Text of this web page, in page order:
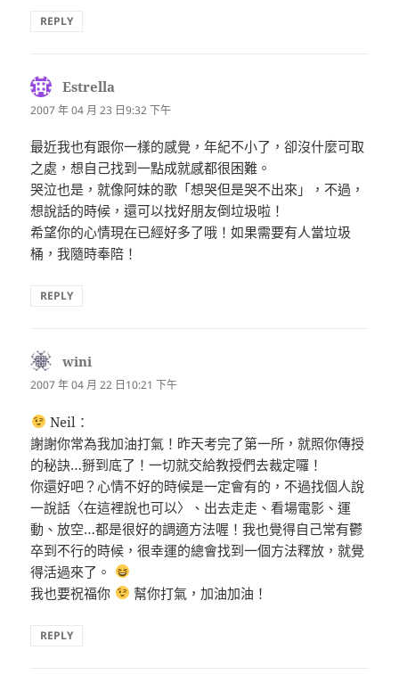
REPLY
Estrella
示:
2007 年 04 月 23 日9:32 下午
最近我也有跟你一樣的感覺，年紀不小了，卻沒什麼可取
之處，想自己找到一點成就感都很困難。
哭泣也是，就像阿妹的歌「想哭但是哭不出來」，不過，
想說話的時候，還可以找好朋友倒垃圾啦！
希望你的心情現在已經好多了哦！如果需要有人當垃圾
桶，我隨時奉陪！
REPLY
wini
示:
2007 年 04 月 22 日10:21 下午
Neil：
謝謝你常為我加油打氣！昨天考完了第一所，就照你傳授
的秘訣…掰到底了！一切就交給教授們去裁定囉！
你還好吧？心情不好的時候是一定會有的，不過找個人說
一說話〈在這裡說也可以〉、出去走走、看場電影、運
動、放空…都是很好的調適方法喔！我也覺得自己常有鬱
卒到不行的時候，很幸運的總會找到一個方法釋放，就覺
得活過來了。
我也要祝福你
幫你打氣，加油加油！
REPLY